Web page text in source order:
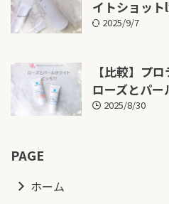
イトショッ
2025/9/7
【比較】プ
ローズとパー
2025/8/30
PAGE
ホーム